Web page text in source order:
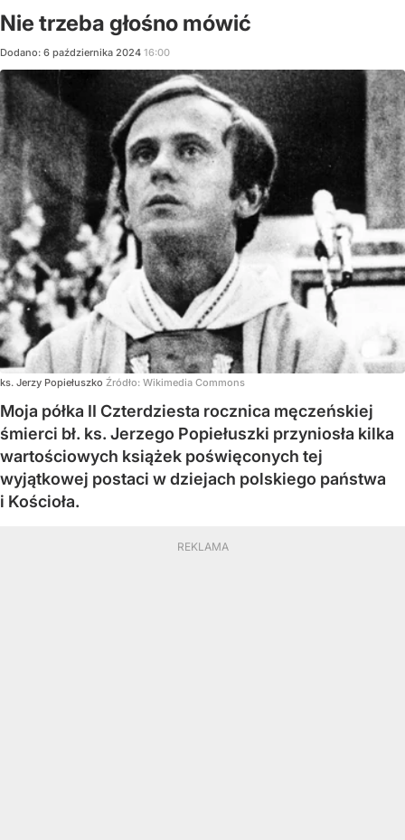
Nie trzeba głośno mówić
Dodano: 6 października 2024 16:00
ks. Jerzy Popiełuszko Źródło: Wikimedia Commons
Moja półka II Czterdziesta rocznica męczeńskiej
śmierci bł. ks. Jerzego Popiełuszki przyniosła kilka
wartościowych książek poświęconych tej
wyjątkowej postaci w dziejach polskiego państwa
i Kościoła.